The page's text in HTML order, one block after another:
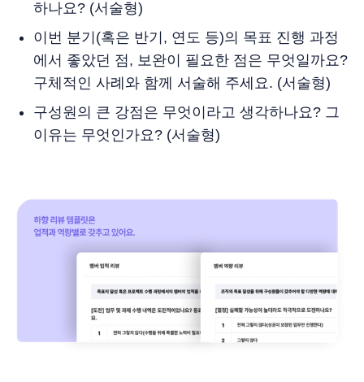
하나요? (서술형)
이번 분기(혹은 반기, 연도 등)의 목표 진행 과정
에서 좋았던 점, 보완이 필요한 점은 무엇일까요?
구체적인 사례와 함께 서술해 주세요. (서술형)
구성원의 큰 강점은 무엇이라고 생각하나요? 그
이유는 무엇인가요? (서술형)